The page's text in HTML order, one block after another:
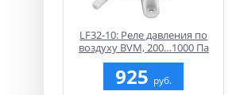
LF32-10: Реле давления по
воздуху BVM, 200…1000 Па
925 руб.